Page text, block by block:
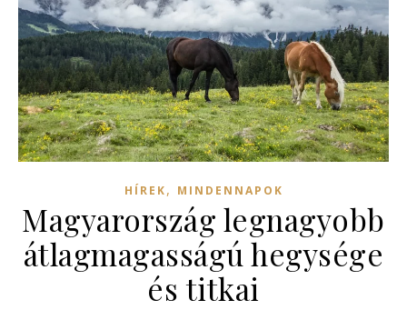
HÍREK, MINDENNAPOK
Magyarország legnagyobb
átlagmagasságú hegysége
és titkai